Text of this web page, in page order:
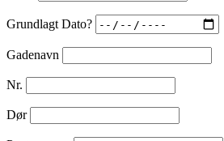
Grundlagt Dato?
Gadenavn
Nr.
Dør